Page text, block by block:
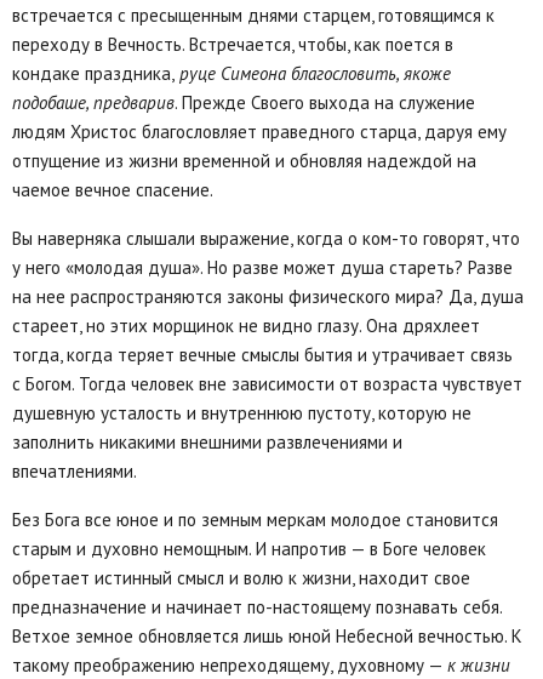
встречается с пресыщенным днями старцем, готовящимся к
переходу в Вечность. Встречается, чтобы, как поется в
кондаке праздника, руце Симеона благословить, якоже
подобаше, предварив. Прежде Своего выхода на служение
людям Христос благословляет праведного старца, даруя ему
отпущение из жизни временной и обновляя надеждой на
чаемое вечное спасение.
Вы наверняка слышали выражение, когда о ком-то говорят, что
у него «молодая душа». Но разве может душа стареть? Разве
на нее распространяются законы физического мира? Да, душа
стареет, но этих морщинок не видно глазу. Она дряхлеет
тогда, когда теряет вечные смыслы бытия и утрачивает связь
с Богом. Тогда человек вне зависимости от возраста чувствует
душевную усталость и внутреннюю пустоту, которую не
заполнить никакими внешними развлечениями и
впечатлениями.
Без Бога все юное и по земным меркам молодое становится
старым и духовно немощным. И напротив — в Боге человек
обретает истинный смысл и волю к жизни, находит свое
предназначение и начинает по-настоящему познавать себя.
Ветхое земное обновляется лишь юной Небесной вечностью. К
такому преображению непреходящему, духовному — к жизни